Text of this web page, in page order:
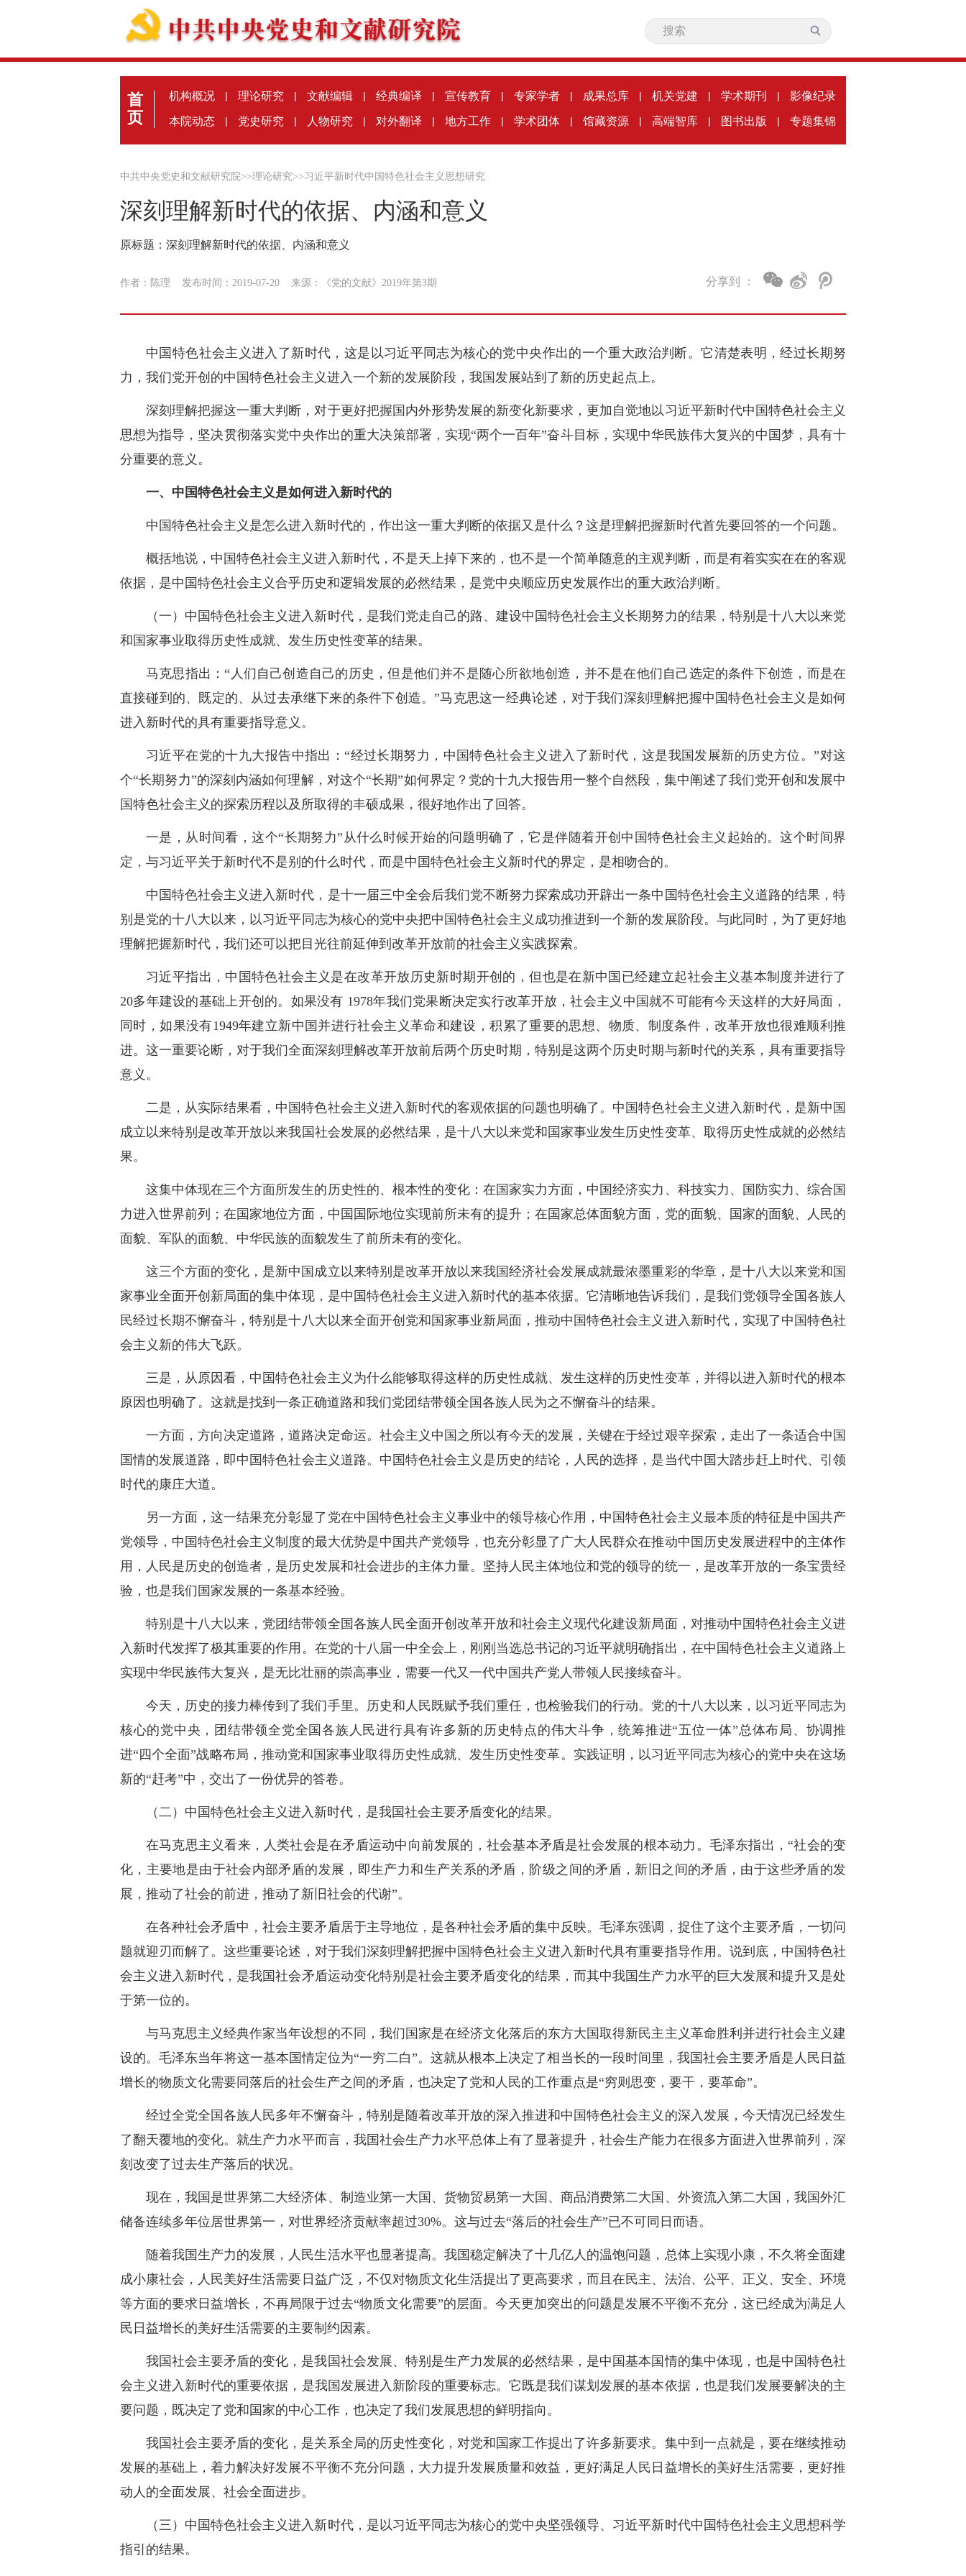
首
页
机构概况 | 理论研究 | 文献编辑 | 经典编译 | 宣传教育 | 专家学者 | 成果总库 | 机关党建 | 学术期刊 | 影像纪录
本院动态 | 党史研究 | 人物研究 | 对外翻译 | 地方工作 | 学术团体 | 馆藏资源 | 高端智库 | 图书出版 | 专题集锦
中共中央党史和文献研究院>>理论研究>>习近平新时代中国特色社会主义思想研究
深刻理解新时代的依据、内涵和意义
原标题：深刻理解新时代的依据、内涵和意义
作者：陈理 发布时间：2019-07-20 来源： 《党的文献》2019年第3期 分享到 ：
中国特色社会主义进入了新时代，这是以习近平同志为核心的党中央作出的一个重大政治判断。它清楚表明，经过长期努
力，我们党开创的中国特色社会主义进入一个新的发展阶段，我国发展站到了新的历史起点上。
深刻理解把握这一重大判断，对于更好把握国内外形势发展的新变化新要求，更加自觉地以习近平新时代中国特色社会主义
思想为指导，坚决贯彻落实党中央作出的重大决策部署，实现“两个一百年”奋斗目标，实现中华民族伟大复兴的中国梦，具有十
分重要的意义。
一、中国特色社会主义是如何进入新时代的
中国特色社会主义是怎么进入新时代的，作出这一重大判断的依据又是什么？这是理解把握新时代首先要回答的一个问题。
概括地说，中国特色社会主义进入新时代，不是天上掉下来的，也不是一个简单随意的主观判断，而是有着实实在在的客观
依据，是中国特色社会主义合乎历史和逻辑发展的必然结果，是党中央顺应历史发展作出的重大政治判断。
（一）中国特色社会主义进入新时代，是我们党走自己的路、建设中国特色社会主义长期努力的结果，特别是十八大以来党
和国家事业取得历史性成就、发生历史性变革的结果。
马克思指出：“人们自己创造自己的历史，但是他们并不是随心所欲地创造，并不是在他们自己选定的条件下创造，而是在
直接碰到的、既定的、从过去承继下来的条件下创造。”马克思这一经典论述，对于我们深刻理解把握中国特色社会主义是如何
进入新时代的具有重要指导意义。
习近平在党的十九大报告中指出：“经过长期努力，中国特色社会主义进入了新时代，这是我国发展新的历史方位。”对这
个“长期努力”的深刻内涵如何理解，对这个“长期”如何界定？党的十九大报告用一整个自然段，集中阐述了我们党开创和发展中
国特色社会主义的探索历程以及所取得的丰硕成果，很好地作出了回答。
一是，从时间看，这个“长期努力”从什么时候开始的问题明确了，它是伴随着开创中国特色社会主义起始的。这个时间界
定，与习近平关于新时代不是别的什么时代，而是中国特色社会主义新时代的界定，是相吻合的。
中国特色社会主义进入新时代，是十一届三中全会后我们党不断努力探索成功开辟出一条中国特色社会主义道路的结果，特
别是党的十八大以来，以习近平同志为核心的党中央把中国特色社会主义成功推进到一个新的发展阶段。与此同时，为了更好地
理解把握新时代，我们还可以把目光往前延伸到改革开放前的社会主义实践探索。
习近平指出，中国特色社会主义是在改革开放历史新时期开创的，但也是在新中国已经建立起社会主义基本制度并进行了
20多年建设的基础上开创的。如果没有 1978年我们党果断决定实行改革开放，社会主义中国就不可能有今天这样的大好局面，
同时，如果没有1949年建立新中国并进行社会主义革命和建设，积累了重要的思想、物质、制度条件，改革开放也很难顺利推
进。这一重要论断，对于我们全面深刻理解改革开放前后两个历史时期，特别是这两个历史时期与新时代的关系，具有重要指导
意义。
二是，从实际结果看，中国特色社会主义进入新时代的客观依据的问题也明确了。中国特色社会主义进入新时代，是新中国
成立以来特别是改革开放以来我国社会发展的必然结果，是十八大以来党和国家事业发生历史性变革、取得历史性成就的必然结
果。
这集中体现在三个方面所发生的历史性的、根本性的变化：在国家实力方面，中国经济实力、科技实力、国防实力、综合国
力进入世界前列；在国家地位方面，中国国际地位实现前所未有的提升；在国家总体面貌方面，党的面貌、国家的面貌、人民的
面貌、军队的面貌、中华民族的面貌发生了前所未有的变化。
这三个方面的变化，是新中国成立以来特别是改革开放以来我国经济社会发展成就最浓墨重彩的华章，是十八大以来党和国
家事业全面开创新局面的集中体现，是中国特色社会主义进入新时代的基本依据。它清晰地告诉我们，是我们党领导全国各族人
民经过长期不懈奋斗，特别是十八大以来全面开创党和国家事业新局面，推动中国特色社会主义进入新时代，实现了中国特色社
会主义新的伟大飞跃。
三是，从原因看，中国特色社会主义为什么能够取得这样的历史性成就、发生这样的历史性变革，并得以进入新时代的根本
原因也明确了。这就是找到一条正确道路和我们党团结带领全国各族人民为之不懈奋斗的结果。
一方面，方向决定道路，道路决定命运。社会主义中国之所以有今天的发展，关键在于经过艰辛探索，走出了一条适合中国
国情的发展道路，即中国特色社会主义道路。中国特色社会主义是历史的结论，人民的选择，是当代中国大踏步赶上时代、引领
时代的康庄大道。
另一方面，这一结果充分彰显了党在中国特色社会主义事业中的领导核心作用，中国特色社会主义最本质的特征是中国共产
党领导，中国特色社会主义制度的最大优势是中国共产党领导，也充分彰显了广大人民群众在推动中国历史发展进程中的主体作
用，人民是历史的创造者，是历史发展和社会进步的主体力量。坚持人民主体地位和党的领导的统一，是改革开放的一条宝贵经
验，也是我们国家发展的一条基本经验。
特别是十八大以来，党团结带领全国各族人民全面开创改革开放和社会主义现代化建设新局面，对推动中国特色社会主义进
入新时代发挥了极其重要的作用。在党的十八届一中全会上，刚刚当选总书记的习近平就明确指出，在中国特色社会主义道路上
实现中华民族伟大复兴，是无比壮丽的崇高事业，需要一代又一代中国共产党人带领人民接续奋斗。
今天，历史的接力棒传到了我们手里。历史和人民既赋予我们重任，也检验我们的行动。党的十八大以来，以习近平同志为
核心的党中央，团结带领全党全国各族人民进行具有许多新的历史特点的伟大斗争，统筹推进“五位一体”总体布局、协调推
进“四个全面”战略布局，推动党和国家事业取得历史性成就、发生历史性变革。实践证明，以习近平同志为核心的党中央在这场
新的“赶考”中，交出了一份优异的答卷。
（二）中国特色社会主义进入新时代，是我国社会主要矛盾变化的结果。
在马克思主义看来，人类社会是在矛盾运动中向前发展的，社会基本矛盾是社会发展的根本动力。毛泽东指出，“社会的变
化，主要地是由于社会内部矛盾的发展，即生产力和生产关系的矛盾，阶级之间的矛盾，新旧之间的矛盾，由于这些矛盾的发
展，推动了社会的前进，推动了新旧社会的代谢”。
在各种社会矛盾中，社会主要矛盾居于主导地位，是各种社会矛盾的集中反映。毛泽东强调，捉住了这个主要矛盾，一切问
题就迎刃而解了。这些重要论述，对于我们深刻理解把握中国特色社会主义进入新时代具有重要指导作用。说到底，中国特色社
会主义进入新时代，是我国社会矛盾运动变化特别是社会主要矛盾变化的结果，而其中我国生产力水平的巨大发展和提升又是处
于第一位的。
与马克思主义经典作家当年设想的不同，我们国家是在经济文化落后的东方大国取得新民主主义革命胜利并进行社会主义建
设的。毛泽东当年将这一基本国情定位为“一穷二白”。这就从根本上决定了相当长的一段时间里，我国社会主要矛盾是人民日益
增长的物质文化需要同落后的社会生产之间的矛盾，也决定了党和人民的工作重点是“穷则思变，要干，要革命”。
经过全党全国各族人民多年不懈奋斗，特别是随着改革开放的深入推进和中国特色社会主义的深入发展，今天情况已经发生
了翻天覆地的变化。就生产力水平而言，我国社会生产力水平总体上有了显著提升，社会生产能力在很多方面进入世界前列，深
刻改变了过去生产落后的状况。
现在，我国是世界第二大经济体、制造业第一大国、货物贸易第一大国、商品消费第二大国、外资流入第二大国，我国外汇
储备连续多年位居世界第一，对世界经济贡献率超过30%。这与过去“落后的社会生产”已不可同日而语。
随着我国生产力的发展，人民生活水平也显著提高。我国稳定解决了十几亿人的温饱问题，总体上实现小康，不久将全面建
成小康社会，人民美好生活需要日益广泛，不仅对物质文化生活提出了更高要求，而且在民主、法治、公平、正义、安全、环境
等方面的要求日益增长，不再局限于过去“物质文化需要”的层面。今天更加突出的问题是发展不平衡不充分，这已经成为满足人
民日益增长的美好生活需要的主要制约因素。
我国社会主要矛盾的变化，是我国社会发展、特别是生产力发展的必然结果，是中国基本国情的集中体现，也是中国特色社
会主义进入新时代的重要依据，是我国发展进入新阶段的重要标志。它既是我们谋划发展的基本依据，也是我们发展要解决的主
要问题，既决定了党和国家的中心工作，也决定了我们发展思想的鲜明指向。
我国社会主要矛盾的变化，是关系全局的历史性变化，对党和国家工作提出了许多新要求。集中到一点就是，要在继续推动
发展的基础上，着力解决好发展不平衡不充分问题，大力提升发展质量和效益，更好满足人民日益增长的美好生活需要，更好推
动人的全面发展、社会全面进步。
（三）中国特色社会主义进入新时代，是以习近平同志为核心的党中央坚强领导、习近平新时代中国特色社会主义思想科学
指引的结果。